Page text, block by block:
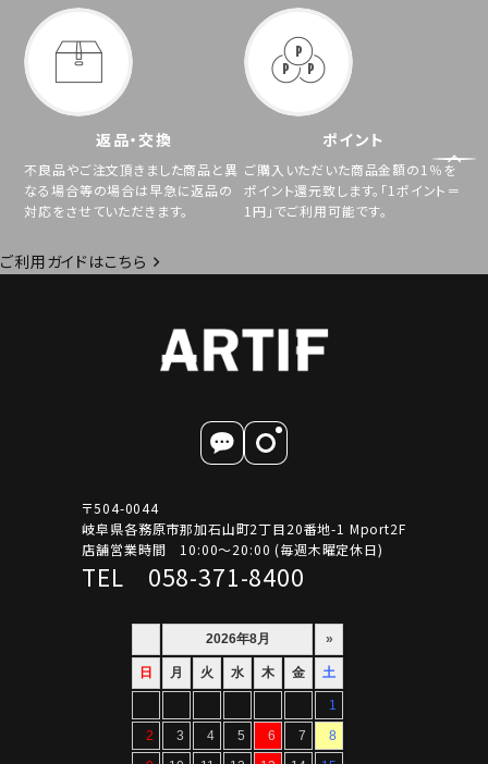
返品・交換
不良品やご注文頂きました商品と異
なる場合等の場合は早急に返品の
対応をさせていただきます。
ポイント
ご購入いただいた商品金額の1％を
ポイント還元致します。「1ポイント＝
1円」でご利用可能です。
ご利用ガイドはこちら
〒504-0044
岐阜県各務原市那加石山町2丁目20番地-1 Mport2F
店舗営業時間 10:00～20:00 (毎週木曜定休日)
TEL 058-371-8400